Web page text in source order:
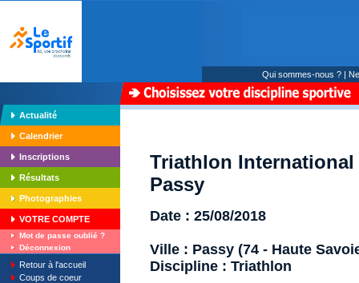
Qui sommes-nous ? |
Actualité
Calendrier
Inscriptions
Résultats
Photographies
VOTRE COMPTE
Mot de passe oublié ?
Déconnexion
Retour à l'accueil
Coups de coeur
Triathlon International
Passy
Date : 25/08/2018
Ville : Passy (74 - Haute
Discipline : Triathlon